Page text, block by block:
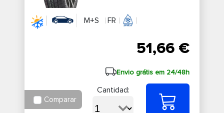
M+S FR
51,66 €
Envio grátis em 24/48h
Comparar
Cantidad: